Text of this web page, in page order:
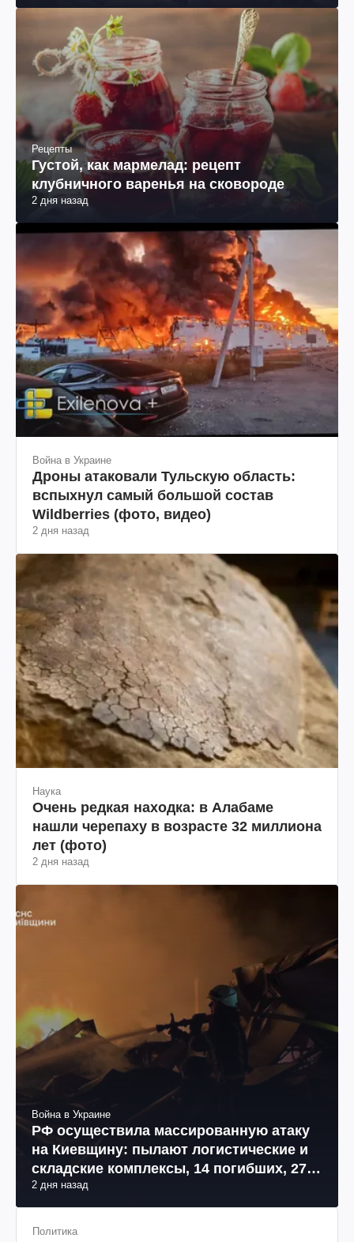
Рецепты
Густой, как мармелад: рецепт
клубничного варенья на сковороде
2 дня назад
Война в Украине
Дроны атаковали Тульскую область:
вспыхнул самый большой состав
Wildberries (фото, видео)
2 дня назад
Наука
Очень редкая находка: в Алабаме
нашли черепаху в возрасте 32 миллиона
лет (фото)
2 дня назад
Война в Украине
РФ осуществила массированную атаку
на Киевщину: пылают логистические и
складские комплексы, 14 погибших, 27
раненых (фото, видео)
2 дня назад
Политика